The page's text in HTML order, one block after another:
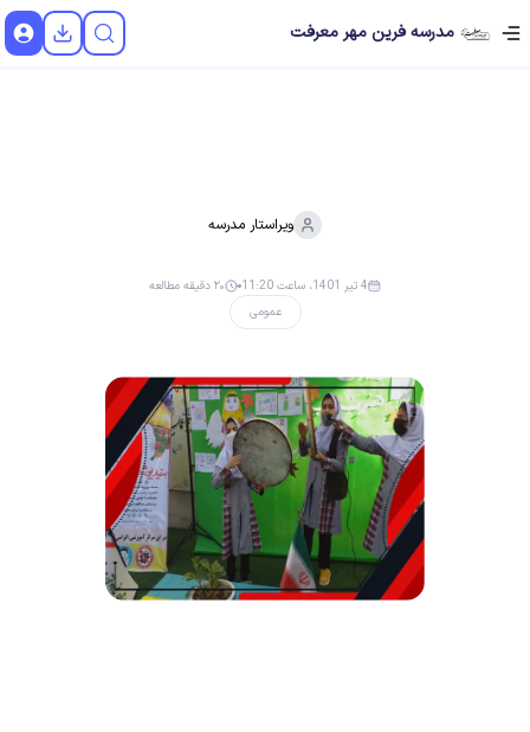
مدرسه فرین مهر معرفت
ویراستار مدرسه
عمومی
4 تیر 1401، ساعت 11:20 ۲۰ دقیقه مطالعه